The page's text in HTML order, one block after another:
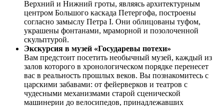
Верхний и Нижний гроты, являясь архитектурным
центром Большого каскада Петергофа, построены
согласно замыслу Петра I. Они облицованы туфом,
украшены фонтанами, мраморной и позолоченной
скульптурой.
Экскурсия в музей «Государевы потехи»
Вам предстоит посетить необычный музей, каждый из
залов которого в хронологическом порядке перенесет
вас в реальность прошлых веков. Вы познакомитесь с
царскими забавами: от фейерверков и театров с
чудесными механизмами старой сценической
машинерии до велосипедов, принадлежавших